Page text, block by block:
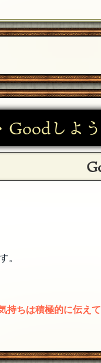
しよう
。
持ちは積極的に伝えて